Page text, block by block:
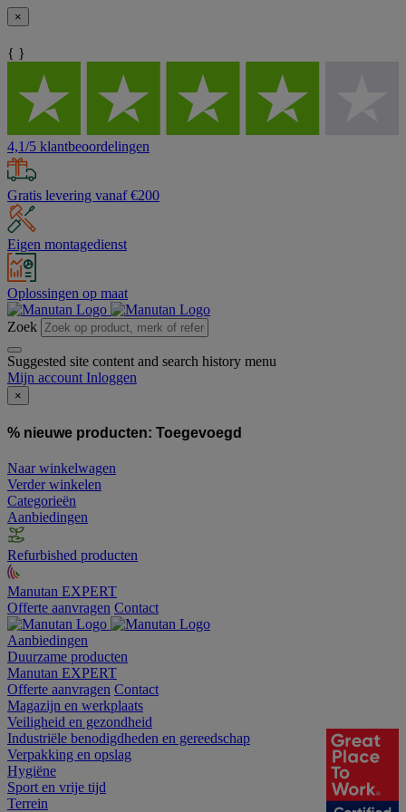
×
{ }
4,1/5 klantbeoordelingen
Gratis levering vanaf €200
Eigen montagedienst
Oplossingen op maat
Zoek
Suggested site content and search history menu
Mijn account Inloggen
×
% nieuwe producten: Toegevoegd
Naar winkelwagen
Verder winkelen
Categorieën
Aanbiedingen
Refurbished producten
Manutan EXPERT
Offerte aanvragen Contact
Aanbiedingen
Duurzame producten
Manutan EXPERT
Offerte aanvragen Contact
Magazijn en werkplaats
Veiligheid en gezondheid
Industriële benodigdheden en gereedschap
Verpakking en opslag
Hygiëne
Sport en vrije tijd
Terrein